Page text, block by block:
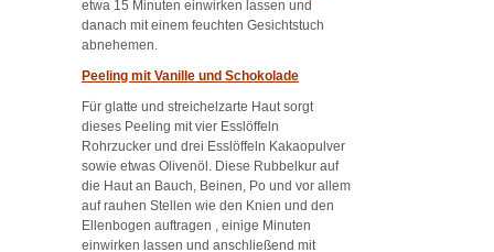
etwa 15 Minuten einwirken lassen und
danach mit einem feuchten Gesichtstuch
abnehemen.
Peeling mit Vanille und Schokolade
Für glatte und streichelzarte Haut sorgt
dieses Peeling mit vier Esslöffeln
Rohrzucker und drei Esslöffeln Kakaopulver
sowie etwas Olivenöl. Diese Rubbelkur auf
die Haut an Bauch, Beinen, Po und vor allem
auf rauhen Stellen wie den Knien und den
Ellenbogen auftragen , einige Minuten
einwirken lassen und anschließend mit